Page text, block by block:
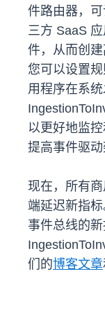
件路由器，
三方 SaaS
件，从而创建
您可以设置
用程序在系
以更好地监
提高事件驱动
现在，所有
端延迟新指
事件总线的
们的博客文章